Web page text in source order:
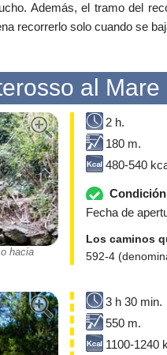
Además, el tramo del
recorrerlo solo cuando se
al
hacia
2 h.
180 m.
480-540
Fecha de
Los caminos
592-4
3 h 30 min.
550 m.
1100-1240